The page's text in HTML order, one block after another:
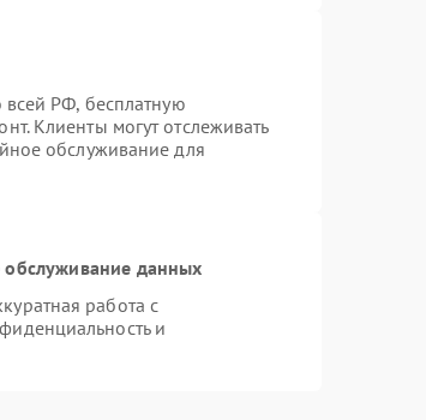
всей РФ, бесплатную
Клиенты могут отслеживать
обслуживание для
данных
работа с
и